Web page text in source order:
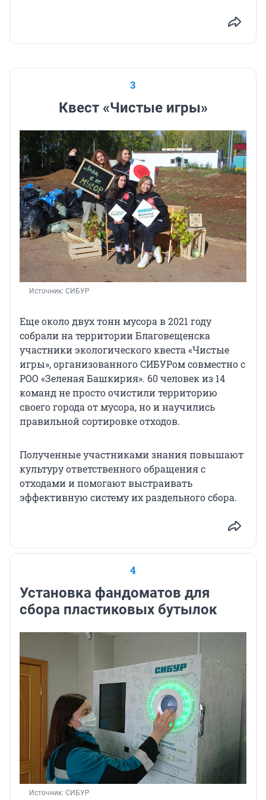
3
Квест «Чистые игры»
Источник: СИБУР
Еще около двух тонн мусора в 2021 году
собрали на территории Благовещенска
участники экологического квеста «Чистые
игры», организованного СИБУРом совместно с
РОО «Зеленая Башкирия». 60 человек из 14
команд не просто очистили территорию
своего города от мусора, но и научились
правильной сортировке отходов.
Полученные участниками знания повышают
культуру ответственного обращения с
отходами и помогают выстраивать
эффективную систему их раздельного сбора.
4
Установка фандоматов для
сбора пластиковых бутылок
Источник: СИБУР